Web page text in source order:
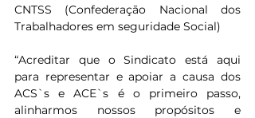
CNTSS (Confederação Nacional dos
Trabalhadores em seguridade Social)
“Acreditar que o Sindicato está aqui
para representar e apoiar a causa dos
ACS`s e ACE`s é o primeiro passo,
alinharmos nossos propósitos e